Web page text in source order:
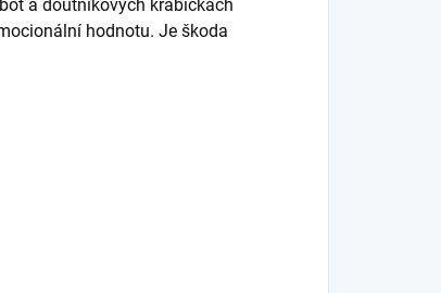
a doutníkových krabičkách
hodnotu. Je škoda